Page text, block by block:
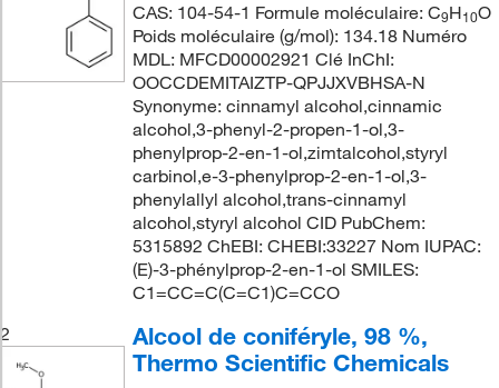
CAS: 104-54-1 Formule moléculaire: C9H10O
Poids moléculaire (g/mol): 134.18 Numéro
MDL: MFCD00002921 Clé InChI:
OOCCDEMITAIZTP-QPJJXVBHSA-N
Synonyme: cinnamyl alcohol,cinnamic
alcohol,3-phenyl-2-propen-1-ol,3-
phenylprop-2-en-1-ol,zimtalcohol,styryl
carbinol,e-3-phenylprop-2-en-1-ol,3-
phenylallyl alcohol,trans-cinnamyl
alcohol,styryl alcohol CID PubChem:
5315892 ChEBI: CHEBI:33227 Nom IUPAC:
(E)-3-phénylprop-2-en-1-ol SMILES:
C1=CC=C(C=C1)C=CCO
2
Alcool de coniféryle, 98 %,
Thermo Scientific Chemicals